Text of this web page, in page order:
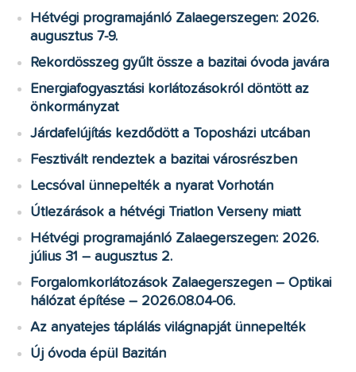
Hétvégi programajánló Zalaegerszegen: 2026.
augusztus 7-9.
Rekordösszeg gyűlt össze a bazitai óvoda javára
Energiafogyasztási korlátozásokról döntött az
önkormányzat
Járdafelújítás kezdődött a Toposházi utcában
Fesztivált rendeztek a bazitai városrészben
Lecsóval ünnepelték a nyarat Vorhotán
Útlezárások a hétvégi Triatlon Verseny miatt
Hétvégi programajánló Zalaegerszegen: 2026.
július 31 – augusztus 2.
Forgalomkorlátozások Zalaegerszegen – Optikai
hálózat építése – 2026.08.04-06.
Az anyatejes táplálás világnapját ünnepelték
Új óvoda épül Bazitán